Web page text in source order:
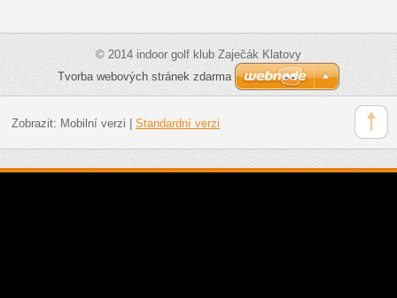
© 2014 indoor golf klub Zaječák Klatovy
Tvorba webových stránek zdarma
Zobrazit: Mobilní verzi | Standardní verzi